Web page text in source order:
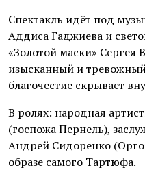
Спектакль идёт под
Аддиса Гаджиева и
«Золотой маски» Сергея
изысканный и
благочестие скрывает
В ролях: народная
(госпожа Пернель),
Андрей Сидоренко
образе самого Тартюфа.